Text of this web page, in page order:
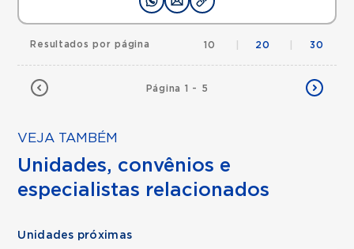
Página 1 - 5
Resultados por página 10 20 30
VEJA TAMBÉM
Unidades, convênios e
especialistas relacionados
Unidades próximas